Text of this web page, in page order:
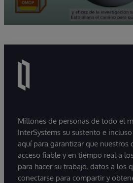
Millones de personas de todo el
InterSystems su sustento e
aquí para garantizar que nuestros
acceso fiable y en tiempo real a
para hacer su trabajo, datos a los
conectarse para compartir y